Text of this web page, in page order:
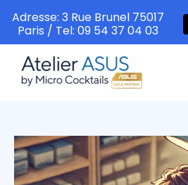
contenu
Adresse: 3 Rue Brunel 75017
Paris / Tel: 09 54 37 04 03